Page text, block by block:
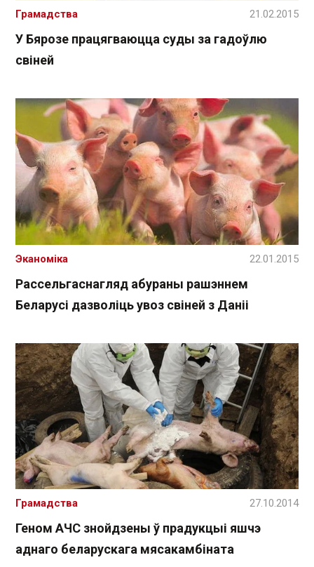
У Бярозе працягваюцца суды за гадоўлю
свіней
Грамадства 21.02.2015
Рассельгаснагляд абураны рашэннем
Беларусі дазволіць увоз свіней з Даніі
Эканоміка 22.01.2015
Геном АЧС знойдзены ў прадукцыі яшчэ
аднаго беларускага мясакамбіната
Грамадства 27.10.2014